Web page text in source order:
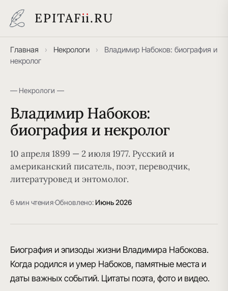
EPITAFii.RU
Главная › Некрологи ›
Владимир Набоков: биография и
некролог
— Некрологи —
Владимир Набоков:
биография и некролог
10 апреля 1899 — 2 июля 1977. Русский и
американский писатель, поэт, переводчик,
литературовед и энтомолог.
6 мин чтения·Обновлено:Июнь 2026
Биография и эпизоды жизни Владимира Набокова.
Когда родился и умер Набоков, памятные места и
даты важных событий. Цитаты поэта, фото и видео.